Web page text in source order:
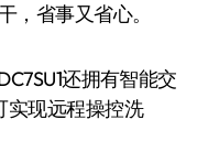
，省事又省心。
还拥有智能交
实现远程操控洗